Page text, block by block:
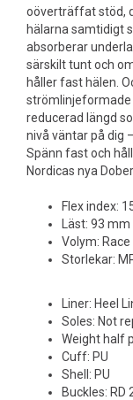
oöverträffat stöd,
hälarna samtidigt
absorberar
särskilt tunt och
håller fast hälen.
strömlinjeformade
reducerad längd
nivå väntar på dig
Spänn fast och
Nordicas nya
Flex index:
Läst: 93 mm
Volym:
Storlekar:
Liner: Heel
Soles: Not
Weight half
Cuff: PU
Shell: PU
Buckles: RD